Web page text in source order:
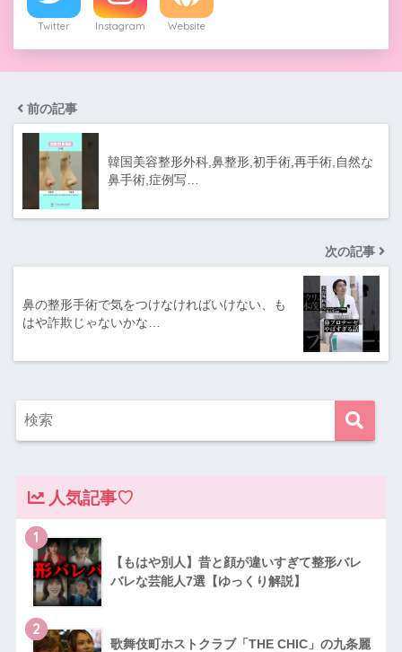
Twitter Instagram Website
前の記事
韓国美容整形外科,鼻整形,初手術,再手術,自然な
鼻手術,症例写…
次の記事
鼻の整形手術で気をつけなければいけない、も
はや詐欺じゃないかな…
人気記事♡
1
【もはや別人】昔と顔が違いすぎて整形バレ
バレな芸能人7選【ゆっくり解説】
2
歌舞伎町ホストクラブ「THE CHIC」の九条麗